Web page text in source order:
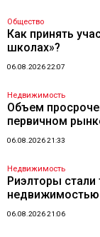
Общество
Как принять
школах»?
06.08.2026 22:07
Недвижимость
Объем
первичном
06.08.2026 21:33
Недвижимость
Риэлторы стали
недвижимостью
06.08.2026 21:06